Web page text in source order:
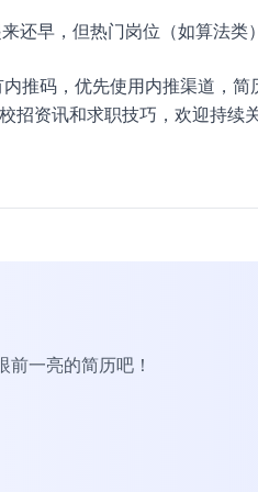
早，但热门岗位（如算法类
推码，优先使用内推渠道，
招资讯和求职技巧，欢迎持续
一亮的简历吧！